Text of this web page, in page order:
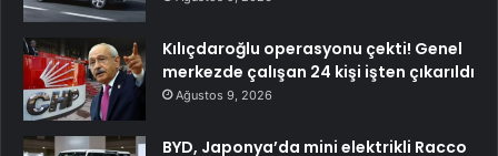
Kılıçdaroğlu operasyonu çekti! Genel
merkezde çalışan 24 kişi işten çıkarıldı
Ağustos 9, 2026
BYD, Japonya’da mini elektrikli Racco